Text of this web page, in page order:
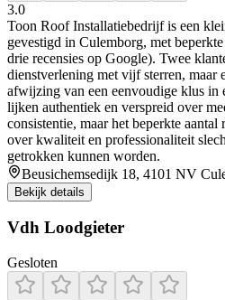
3.0
Toon Roof Installatiebedrijf is een
gevestigd in Culemborg, met
drie recensies op Google). Twee
dienstverlening met vijf sterren, maar
afwijzing van een eenvoudige klus in
lijken authentiek en verspreid over
consistentie, maar het beperkte
over kwaliteit en professionaliteit
getrokken kunnen worden.
Beusichemsedijk 18, 4101 NV
Bekijk details
Vdh Loodgieter
Gesloten